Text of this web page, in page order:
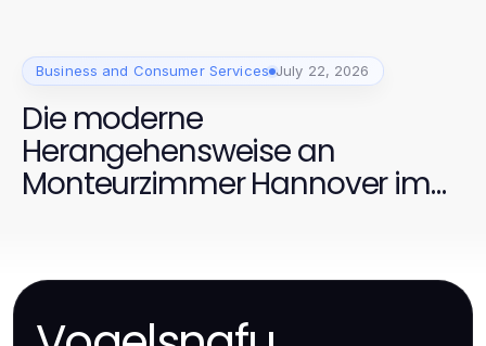
Business and Consumer Services July 22, 2026
Die moderne
Herangehensweise an
Monteurzimmer Hannover im